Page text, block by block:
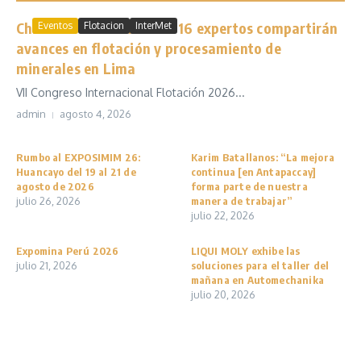
Eventos Flotacion InterMet
Chile en Flotación 2026: 16 expertos compartirán
avances en flotación y procesamiento de
minerales en Lima
VII Congreso Internacional Flotación 2026...
admin agosto 4, 2026
Rumbo al EXPOSIMIM 26:
Huancayo del 19 al 21 de
agosto de 2026
julio 26, 2026
Karim Batallanos: “La mejora
continua [en Antapaccay]
forma parte de nuestra
manera de trabajar”
julio 22, 2026
Expomina Perú 2026
julio 21, 2026
LIQUI MOLY exhibe las
soluciones para el taller del
mañana en Automechanika
julio 20, 2026